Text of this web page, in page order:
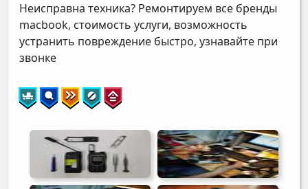
Неисправна техника? Ремонтируем все бренды
macbook, стоимость услуги, возможность
устранить повреждение быстро, узнавайте при
звонке